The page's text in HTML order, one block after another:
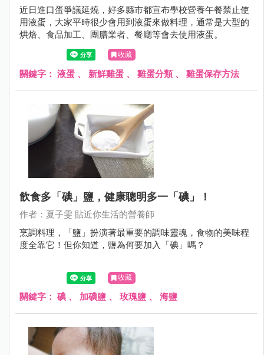
近日進口蛋爭議延燒，好多縣市都宣布學校營養午餐禁止使
用液蛋，大家平時很少會用到液蛋來做料理，通常是大型的
烘焙、食品加工、團膳業者、餐廳等會去使用液蛋。
收藏
關鍵字： 液蛋 、 新鮮雞蛋 、 雞蛋分類 、 雞蛋保存方法
飲食多「碘」鹽，健康聰明多一「碘」！
作者：夏子雯 貼近你生活的營養師
烹調料理，「鹽」扮演著最重要的調味靈魂，食物的美味程
度全靠它！但你知道，鹽為何要加入「碘」嗎？
收藏
關鍵字： 碘 、 加碘鹽 、 玫瑰鹽 、 海鹽